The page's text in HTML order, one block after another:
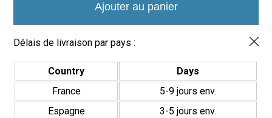
-
Luxury
Ajouter au panier
Délais de livraison par pays :
Country
Days
France
5-9 jours env.
Espagne
3-5 jours env.